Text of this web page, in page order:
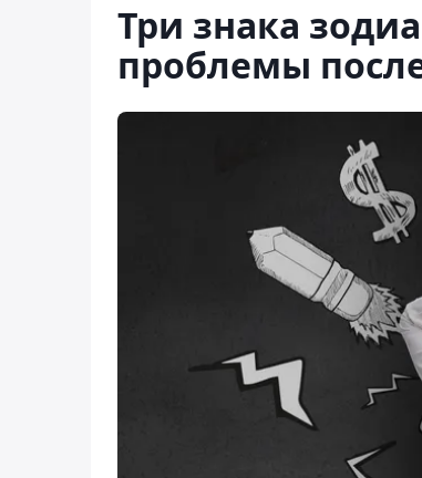
Три знака
проблемы